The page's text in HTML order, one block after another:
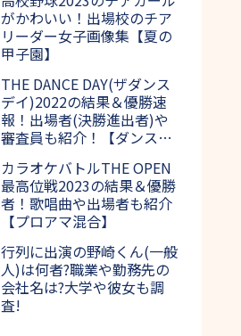
がかわいい！出場校のチア
リーダー女子画像集【夏の
甲子園】
THE DANCE DAY(ザダンス
デイ)2022の結果＆優勝速
報！出場者(決勝進出者)や
審査員も紹介！【ダンス日
カラオケバトルTHE OPEN
最高位戦2023の結果＆優勝
者！歌唱曲や出場者も紹介
【プロアマ混合】
行列に出演の野崎くん(一般
人)は何者?職業や勤務先の
会社名は?大学や彼女も調
査!